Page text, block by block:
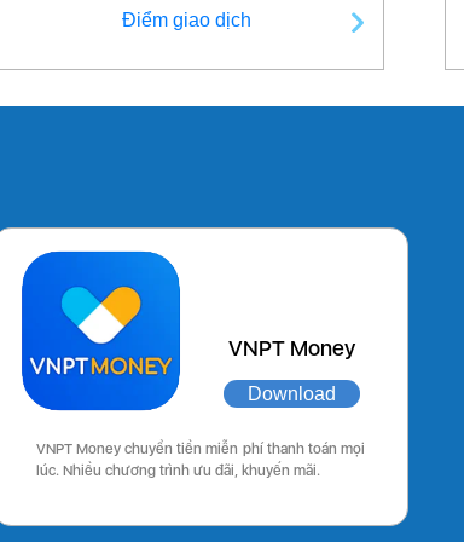
Điểm giao dịch
VNPT Money
Download
VNPT Money chuyển tiền miễn phí thanh toán mọi
lúc. Nhiều chương trình ưu đãi, khuyến mãi.